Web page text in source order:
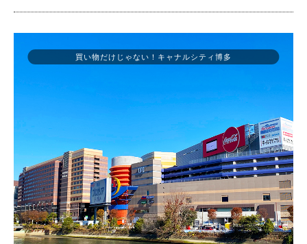
買い物だけじゃない！キャナルシティ博多